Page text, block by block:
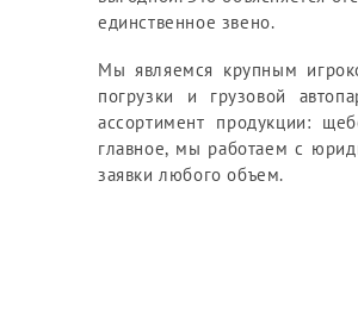
Щебень в Биг Бегах и
Бутовый камень
ЩПС, ПГС и ОПГС
единственное звено.
Мы являемся крупным
погрузки и грузовой
ассортимент продукции:
главное, мы работаем с
заявки любого объем.